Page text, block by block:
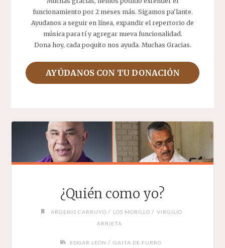
funcionamiento por 2 meses más. Sigamos pa'lante.
Ayudanos a seguir en línea, expandir el repertorio de
música para tí y agregar nueva funcionalidad.
Dona hoy, cada poquito nos ayuda. Muchas Gracias.
AYÚDANOS CON TU DONACIÓN
¿Quién como yo?
ARGENIS CARRUYO / LOS MORILLO / VIRGILIO
ARRIETA
EDGAR LEÓN / GAITA DE FURRO